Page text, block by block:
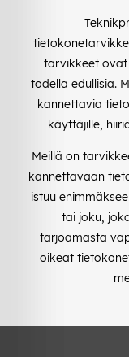
tarvikkeet ovat
todella edullisia.
kannettavia
käyttäjille,
Meillä on
kannettavaan
istuu
tai joku,
tarjoamasta
oikeat